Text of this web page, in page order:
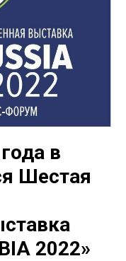
в
Шестая
2022»